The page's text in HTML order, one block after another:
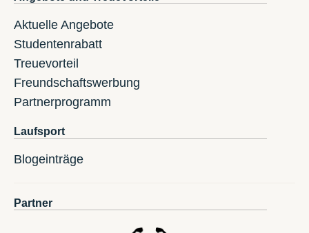
Aktuelle Angebote
Studentenrabatt
Treuevorteil
Freundschaftswerbung
Partnerprogramm
Laufsport
Blogeinträge
Partner